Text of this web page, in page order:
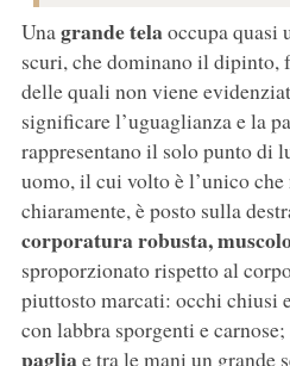
Unagrande telaoccupa quasi
scuri, che dominano il dipinto,
delle quali non viene
significare l’uguaglianza e la
rappresentano il solo punto di
uomo, il cui volto è l’unico
chiaramente, è posto sulla
corporatura robusta,
sproporzionato rispetto al
piuttosto marcati: occhi chiusi
con labbra sporgenti e
pagliae tra le mani un grande